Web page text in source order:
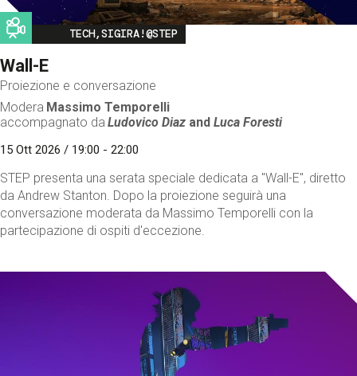
Image
TECH,SIGIRA!@STEP
Wall-E
Proiezione e conversazione
Modera Massimo Temporelli
accompagnato da Ludovico Diaz andLuca Foresti
15 Ott 2026 / 19:00 - 22:00
STEP presenta una serata speciale dedicata a "Wall-E", diretto
da Andrew Stanton. Dopo la proiezione seguirà una
conversazione moderata da Massimo Temporelli con la
partecipazione di ospiti d'eccezione.